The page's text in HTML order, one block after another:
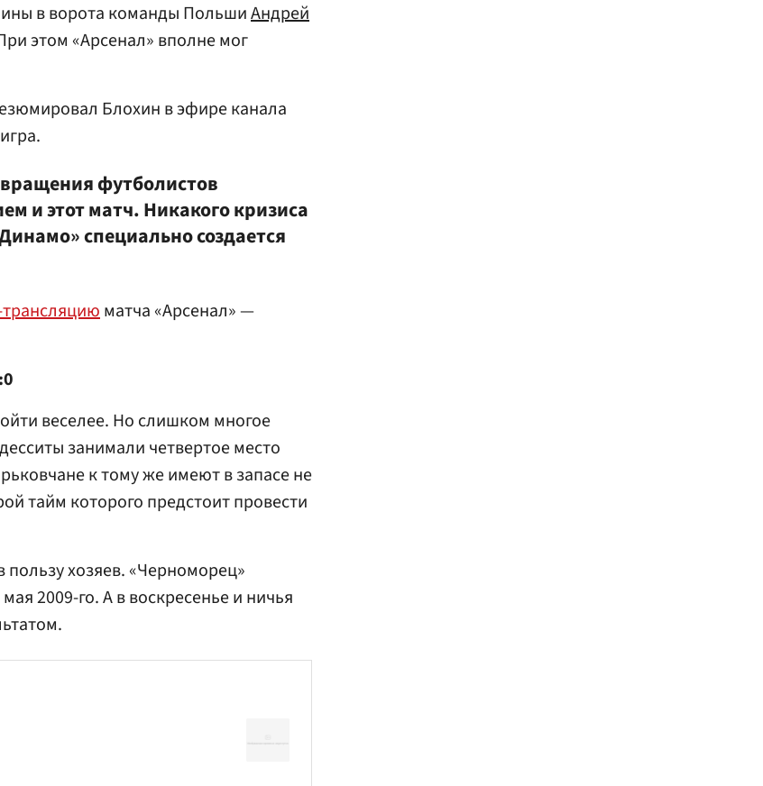
в ворота команды ПольшиАндрей
этом «Арсенал» вполне мог
Блохин в эфире канала
футболистов
и этот матч. Никакого кризиса
специально создается
матча «Арсенал» —
веселее. Но слишком многое
занимали четвертое место
к тому же имеют в запасе не
тайм которого предстоит провести
хозяев. «Черноморец»
2009-го. А в воскресенье и ничья